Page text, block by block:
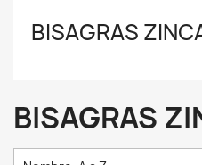
BISAGRAS
BISAGRAS